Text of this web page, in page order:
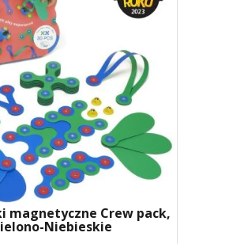
magnetyczne Crew pack,
Niebieskie